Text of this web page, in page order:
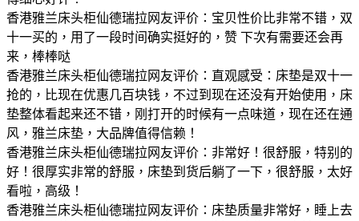
香港雅兰床头柜仙德瑞拉网友评价：宝贝性价比非常不错，双
十一买的，用了一段时间确实挺好的，赞 下次有需要还会再
来，棒棒哒
香港雅兰床头柜仙德瑞拉网友评价：直观感受：床垫是双十一
抢的，比现在优惠几百块钱，不过到现在还没有开始使用，床
垫整体看起来还不错，刚打开的时候有一点味道，现在还在通
风，雅兰床垫，大品牌值得信赖！
香港雅兰床头柜仙德瑞拉网友评价：非常好！很舒服，特别的
好！很厚实非常的舒服，床垫到货后躺了一下，很舒服，太好
看啦，高级！
香港雅兰床头柜仙德瑞拉网友评价：床垫质量非常好，睡上去